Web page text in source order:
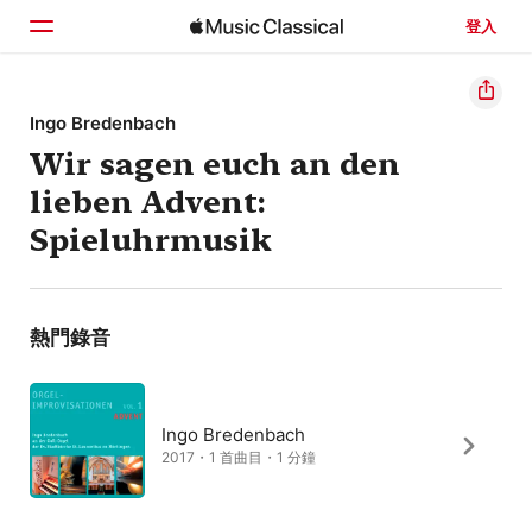
登入
首頁
瀏覽
搜尋
Ingo Bredenbach
Wir sagen euch an den
lieben Advent:
Spieluhrmusik
熱門錄音
Ingo Bredenbach
2017・1 首曲目・1 分鐘